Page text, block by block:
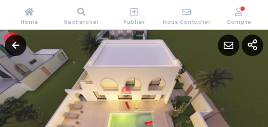
Home Rechercher Publier Nous Contacter Compte